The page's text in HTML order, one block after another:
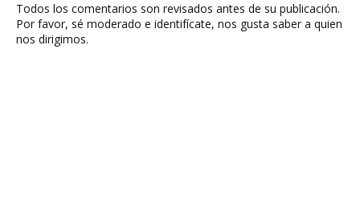
Todos los comentarios son revisados antes de su publicación.
Por favor, sé moderado e identifícate, nos gusta saber a quien
nos dirigimos.